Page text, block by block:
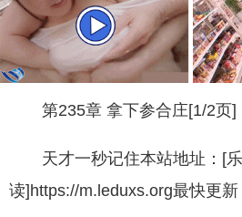
第235章 拿下参合庄[1/2页]
天才一秒记住本站地址：[
读]https://m.leduxs.org最快更新